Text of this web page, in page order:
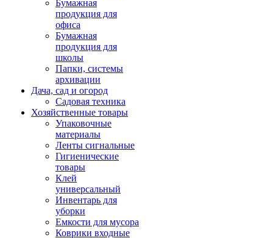
Бумажная
продукция для
офиса
Бумажная
продукция для
школы
Папки, системы
архивации
Дача, сад и огород
Садовая техника
Хозяйственные товары
Упаковочные
материалы
Ленты сигнальные
Гигиенические
товары
Клей
универсальный
Инвентарь для
уборки
Емкости для мусора
Коврики входные